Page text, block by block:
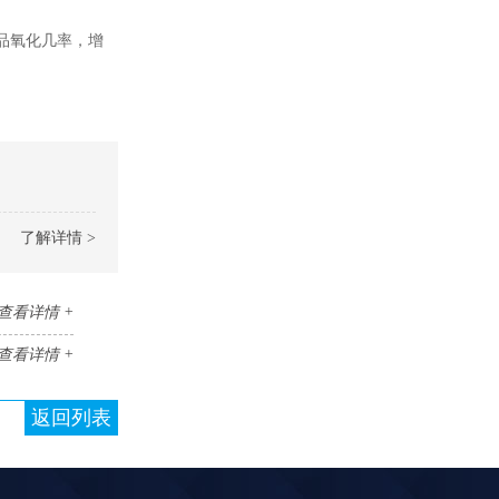
氧化几率，增
了解详情 >
查看详情 +
查看详情 +
返回列表